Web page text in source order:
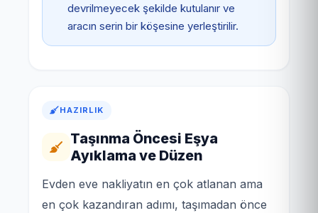
devrilmeyecek şekilde kutulanır ve
aracın serin bir köşesine yerleştirilir.
HAZIRLIK
Taşınma Öncesi Eşya
Ayıklama ve Düzen
Evden eve nakliyatın en çok atlanan ama
en çok kazandıran adımı, taşımadan önce